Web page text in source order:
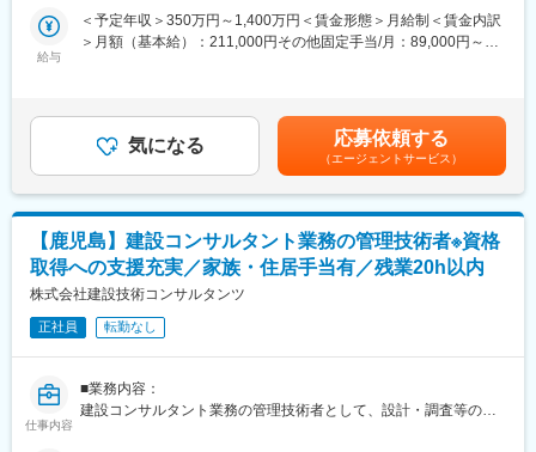
だきます。
・都市部においては、複合利用目的にも活用可能な最大９階建て
設計者としてお客様に直接ニーズをヒヤリングするところから、
プラ
ンの作成やご提案書作成、インテリア設計まで設計に関する業務
を一貫してご担当頂きます。
鉄骨系工業化住宅としてはきめ細やかな150mmピッチでの設計が
可能な構造体を持ち、敷地対応力、設計対応力に優れ、設計者と
してお客様の理想のすまいを最大限活かす設計提案が可能です。
これまでのご経験を元に様々なタイプの物件の設計をすることが
可能です。
標の達成度に応じて昇格降格などの待遇があります。
インセンティブは粗利に対して発生する制度となっております。
働き方が可能です。またノー残業DAYを設定し、残業削減・労働
環境の改善に取り組んでおりプライベートの時間も確保しつつご
就業頂けます。その結果、月平均残業時間は10時間に収められて
＜同社の歴史＞
住宅業界は地域密着型の地場工務店が圧倒的に多く、大手企業の
占有率が低く、大手ハウスメーカー10社のシェアでも全体の30%
を満たしていません。しかし、近年は新築の着工棟数減少や後継
者問題において事業継続が難しく廃業される工務店も多いです。
そんな中住宅業界で伝統を培ってきたヤマダ・エスバイエルホー
ムとヤマダ・ウッドハウスが2018年10月に合併し、ヤマダホーム
ズが誕生。2021年2月1日にヤマダホールディングス内のヤマダレ
オハウスが合併したことにより、年間約4000棟を販売する住宅会
社となりました。
給与
＜予定年収＞350万円～1,400万円＜賃金形態＞月給制＜賃金内訳
＞月額（基本給）：211,000円その他固定手当/月：89,000円～
■昇給：年1回■賞与：年2回(7月・12月)賃金はあくまでも目安の
金額であり、選考を通じて上下する可能性があります。月給(月額)
は固定手当を含めた表記です。
気になる 応募依頼する
（エージェントサービス）
【鹿児島】建設コンサルタント業務の管理技術者※資格
取得への支援充実／家族・住居手当有／残業20h以内
株式会社建設技術コンサルタンツ
正社員 転勤なし
仕事内容
■業務内容：
建設コンサルタント業務の管理技術者として、設計・調査等の業